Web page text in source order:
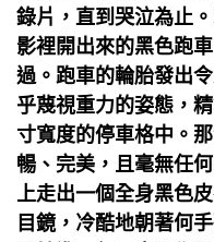
錄片，直到哭泣為止
影裡開出來的黑色跑
過。跑車的輪胎發出
乎蔑視重力的姿態，
寸寬度的停車格中。
暢、完美，且毫無任
上走出一個全身黑色
目鏡，冷酷地朝著何